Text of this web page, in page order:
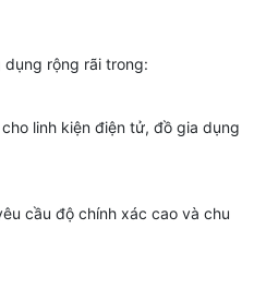
rộng rãi trong:
linh kiện điện tử, đồ gia dụng
cầu độ chính xác cao và chu